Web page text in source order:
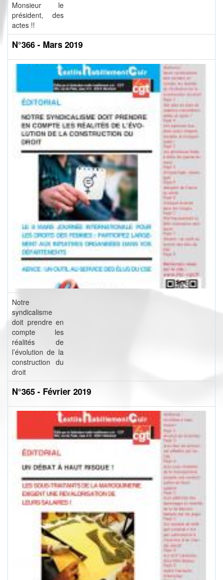
Monsieur le
président, des
actes !!
N°366 - Mars 2019
Notre
syndicalisme
doit prendre en
compte les
réalités de
l’évolution de la
construction du
droit
N°365 - Février 2019